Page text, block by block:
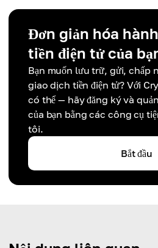
Đơn giản hóa
tiền điện tử của
Bạn muốn lưu trữ, gửi, chấp
giao dịch tiền điện tử? Với
có thể — hãy đăng ký và
của bạn bằng các công cụ
tôi.
Bắt đầu